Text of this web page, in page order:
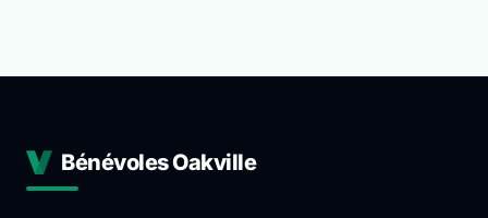
Bénévoles Oakville